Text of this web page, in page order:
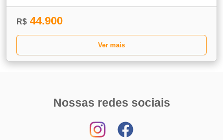
R$ 44.900
Ver mais
Nossas redes sociais